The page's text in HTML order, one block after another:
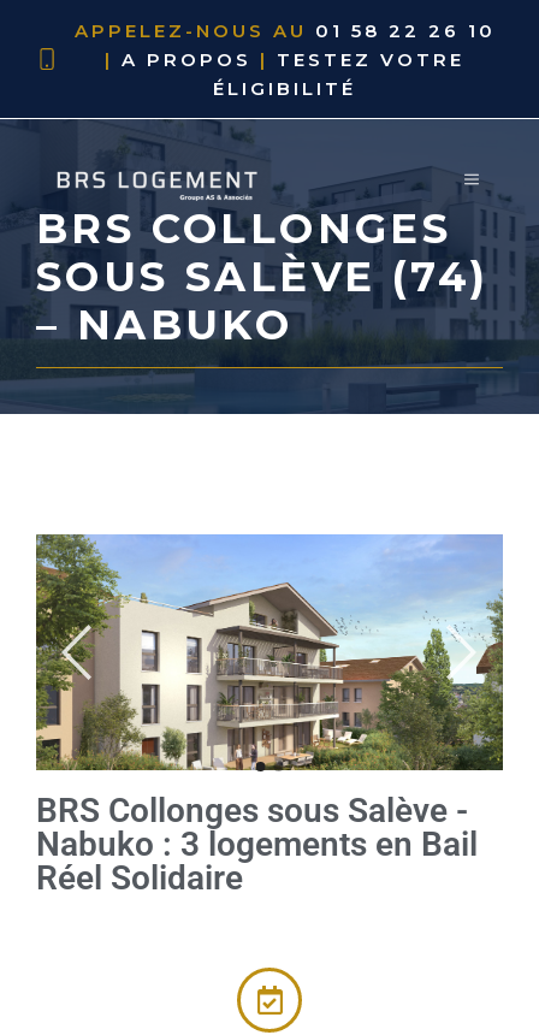
APPELEZ-NOUS AU 01 58 22 26 10
|A PROPOS | TESTEZ VOTRE
ÉLIGIBILITÉ
BRS COLLONGES
SOUS SALÈVE (74)
– NABUKO
BRS Collonges sous Salève -
Nabuko : 3 logements en Bail
Réel Solidaire